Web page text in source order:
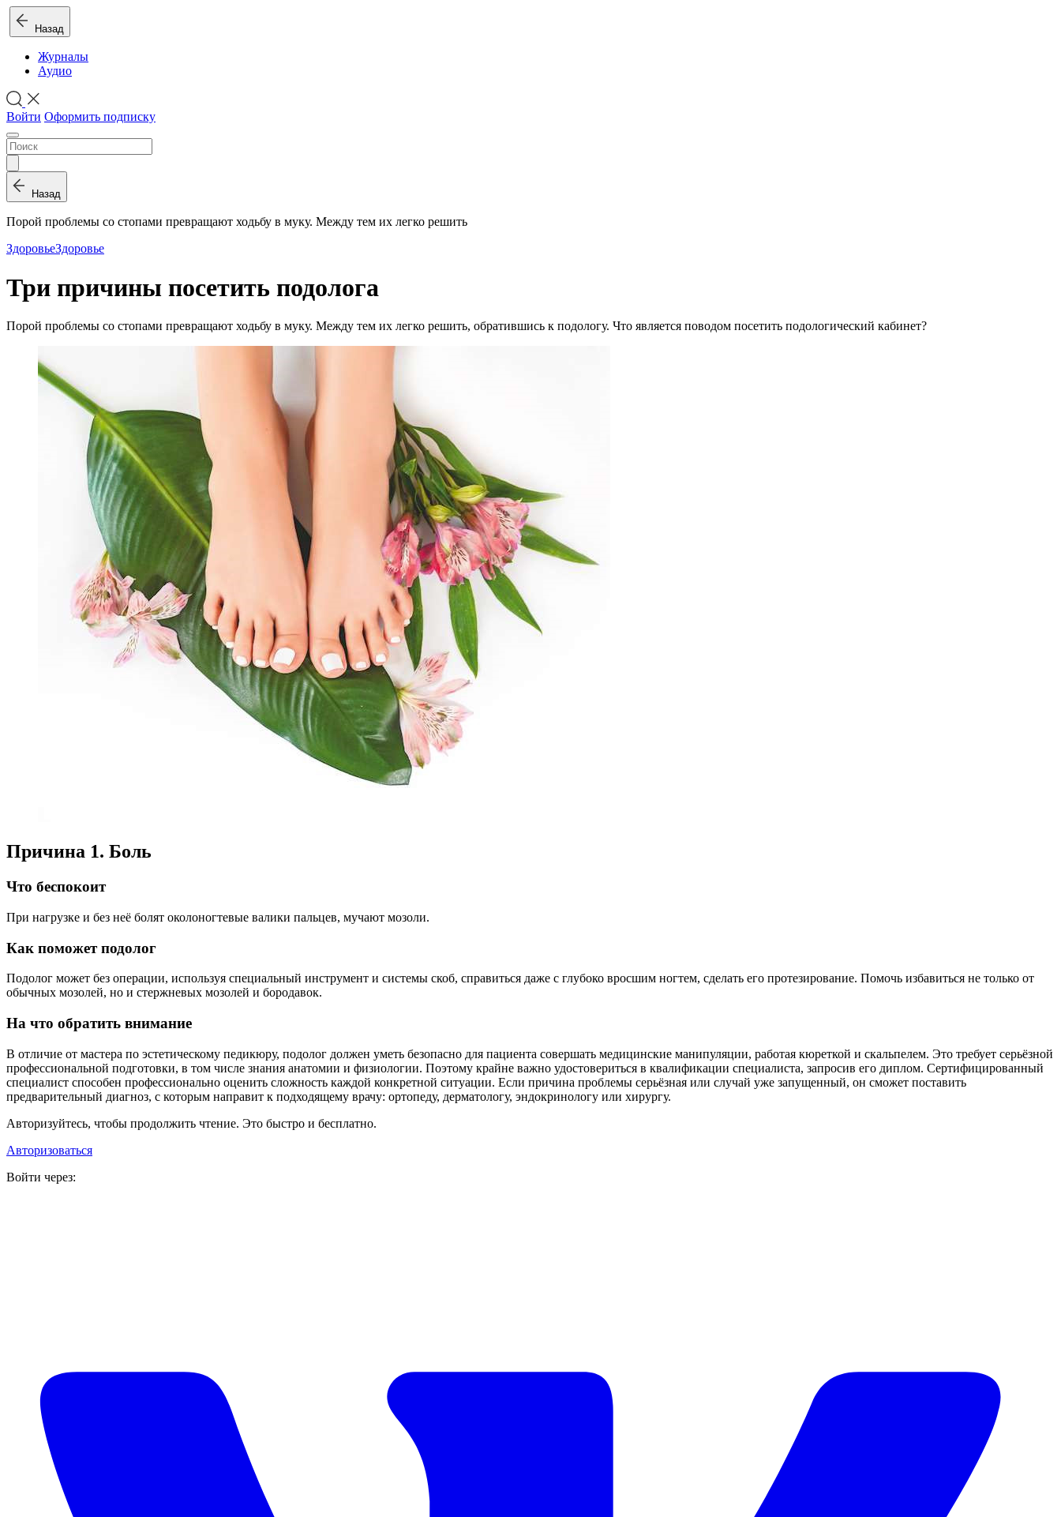
Назад
Журналы
Аудио
Войти Оформить подписку
Назад
Порой проблемы со стопами превращают ходьбу в муку. Между тем их легко решить
ЗдоровьеЗдоровье
Три причины посетить подолога
Порой проблемы со стопами превращают ходьбу в муку. Между тем их легко решить, обратившись к подологу. Что является поводом посетить подологический кабинет?
Причина 1. Боль
Что беспокоит
При нагрузке и без неё болят околоногтевые валики пальцев, мучают мозоли.
Как поможет подолог
Подолог может без операции, используя специальный инструмент и системы скоб, справиться даже с глубоко вросшим ногтем, сделать его протезирование. Помочь избавиться не только от
обычных мозолей, но и стержневых мозолей и бородавок.
На что обратить внимание
В отличие от мастера по эстетическому педикюру, подолог должен уметь безопасно для пациента совершать медицинские манипуляции, работая кюреткой и скальпелем. Это требует серьёзной
профессиональной подготовки, в том числе знания анатомии и физиологии. Поэтому крайне важно удостовериться в квалификации специалиста, запросив его диплом. Сертифицированный
специалист способен профессионально оценить сложность каждой конкретной ситуации. Если причина проблемы серьёзная или случай уже запущенный, он сможет поставить
предварительный диагноз, с которым направит к подходящему врачу: ортопеду, дерматологу, эндокринологу или хирургу.
Авторизуйтесь, чтобы продолжить чтение. Это быстро и бесплатно.
Авторизоваться
Войти через: